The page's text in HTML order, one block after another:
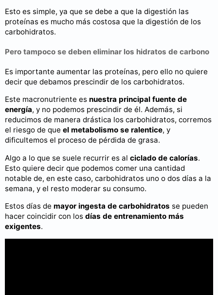
Esto es simple, ya que se debe a que la digestión las
proteínas es mucho más costosa que la digestión de los
carbohidratos.
Pero tampoco se deben eliminar los hidratos de carbono
Es importante aumentar las proteínas, pero ello no quiere
decir que debamos prescindir de los carbohidratos.
Este macronutriente es nuestra principal fuente de
energía, y no podemos prescindir de él. Además, si
reducimos de manera drástica los carbohidratos, corremos
el riesgo de que el metabolismo se ralentice, y
dificultemos el proceso de pérdida de grasa.
Algo a lo que se suele recurrir es al ciclado de calorías.
Esto quiere decir que podemos comer una cantidad
notable de, en este caso, carbohidratos uno o dos días a la
semana, y el resto moderar su consumo.
Estos días de mayor ingesta de carbohidratos se pueden
hacer coincidir con los días de entrenamiento más
exigentes.